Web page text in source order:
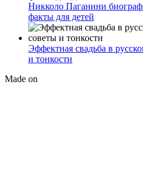
Никколо Паганини
факты для детей
Эффектная свадьба в
и тонкости
Made on